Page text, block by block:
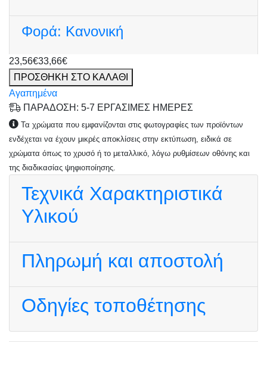
Φορά: Κανονική
23,56€33,66€
ΠΡΟΣΘΗΚΗ ΣΤΟ ΚΑΛΑΘΙ
Αγαπημένα
ΠΑΡΑΔΟΣΗ: 5-7 ΕΡΓΑΣΙΜΕΣ ΗΜΕΡΕΣ
Τα χρώματα που εμφανίζονται στις φωτογραφίες των προϊόντων
ενδέχεται να έχουν μικρές αποκλίσεις στην εκτύπωση, ειδικά σε
χρώματα όπως το χρυσό ή το μεταλλικό, λόγω ρυθμίσεων οθόνης και
της διαδικασίας ψηφιοποίησης.
Τεχνικά Χαρακτηριστικά
Υλικού
Πληρωμή και αποστολή
Οδηγίες τοποθέτησης